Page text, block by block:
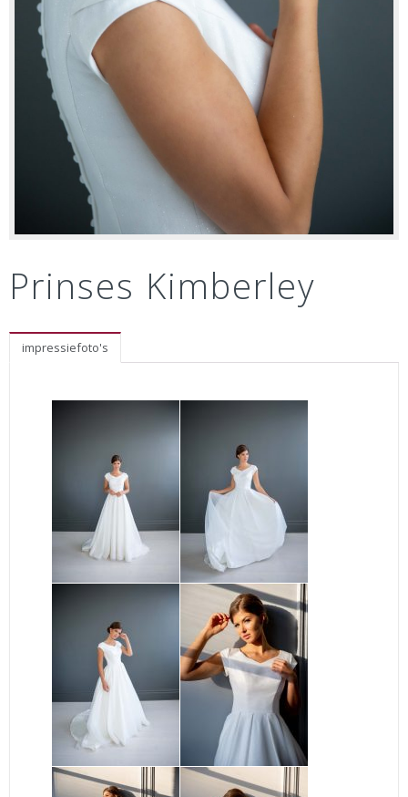
Prinses Kimberley
impressiefoto's